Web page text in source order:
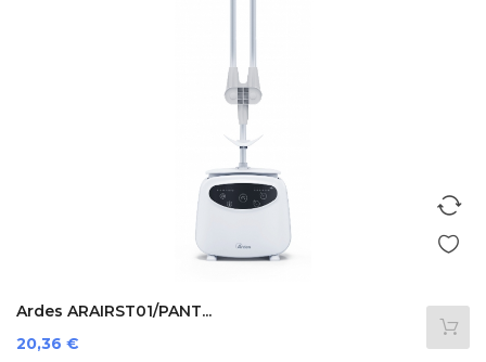
Ardes ARAIRST01/PANT...
Prezzo
20,36 €